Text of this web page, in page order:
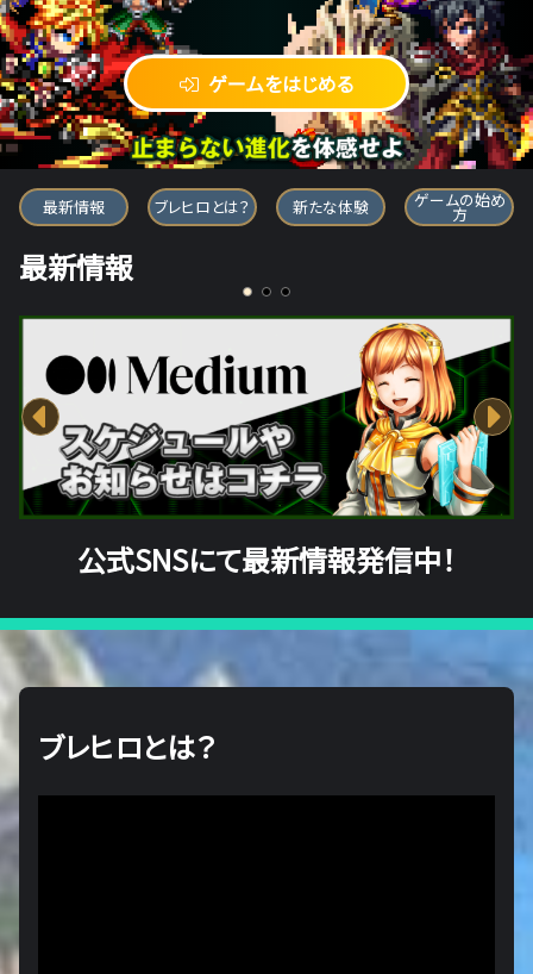
ゲームをはじめる
ブレイブ フロンティア ヒーローズ
最新情報 ブレヒロとは？ 新たな体験 ゲームの始め
方
最新情報
公式SNSにて最新情報発信中！
ブレヒロとは？